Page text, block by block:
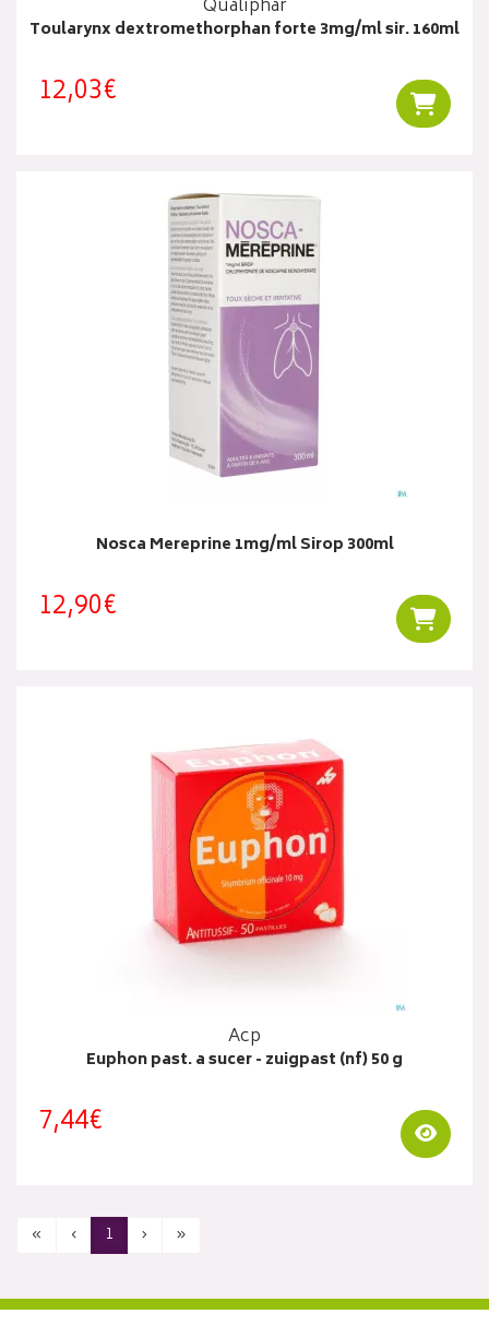
Qualiphar
Toularynx dextromethorphan forte 3mg/ml sir. 160ml
12,03€
Nosca Mereprine 1mg/ml Sirop 300ml
12,90€
Acp
Euphon past. a sucer - zuigpast (nf) 50 g
7,44€
« ‹ 1 › »